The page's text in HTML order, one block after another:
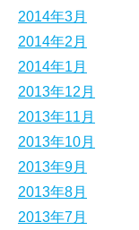
2014年3月
2014年2月
2014年1月
2013年12月
2013年11月
2013年10月
2013年9月
2013年8月
2013年7月